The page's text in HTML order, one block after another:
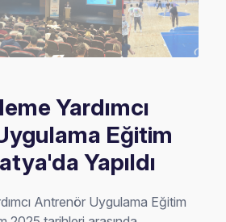
Yardımcı
Eğitim
Yapıldı
Antrenör Uygulama Eğitim